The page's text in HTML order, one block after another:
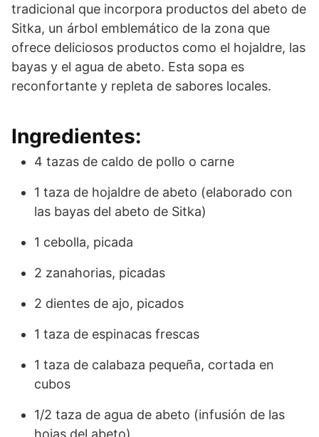
tradicional que incorpora productos del abeto de
Sitka, un árbol emblemático de la zona que
ofrece deliciosos productos como el hojaldre, las
bayas y el agua de abeto. Esta sopa es
reconfortante y repleta de sabores locales.
Ingredientes:
4 tazas de caldo de pollo o carne
1 taza de hojaldre de abeto (elaborado con
las bayas del abeto de Sitka)
1 cebolla, picada
2 zanahorias, picadas
2 dientes de ajo, picados
1 taza de espinacas frescas
1 taza de calabaza pequeña, cortada en
cubos
1/2 taza de agua de abeto (infusión de las
hojas del abeto)